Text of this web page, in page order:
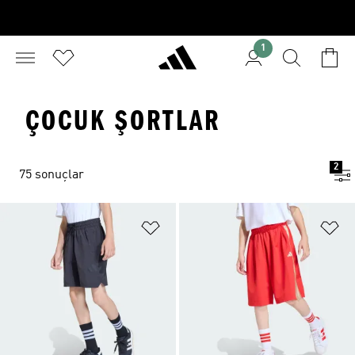
1
ÇOCUK ŞORTLAR
75 sonuçlar
2
Favori Listesine Ekle